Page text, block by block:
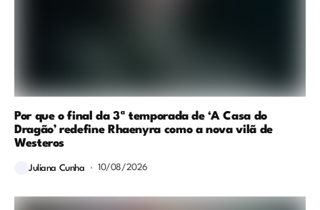
Por que o final da 3ª temporada de ‘A Casa do
Dragão’ redefine Rhaenyra como a nova vilã de
Westeros
Juliana Cunha 10/08/2026